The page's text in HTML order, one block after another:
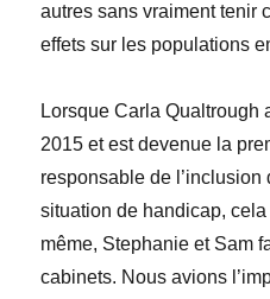
autres sans vraiment tenir
effets sur les populations
Lorsque Carla Qualtrough
2015 et est devenue la
responsable de l’inclusion
situation de handicap, cela
même, Stephanie et Sam
cabinets. Nous avions